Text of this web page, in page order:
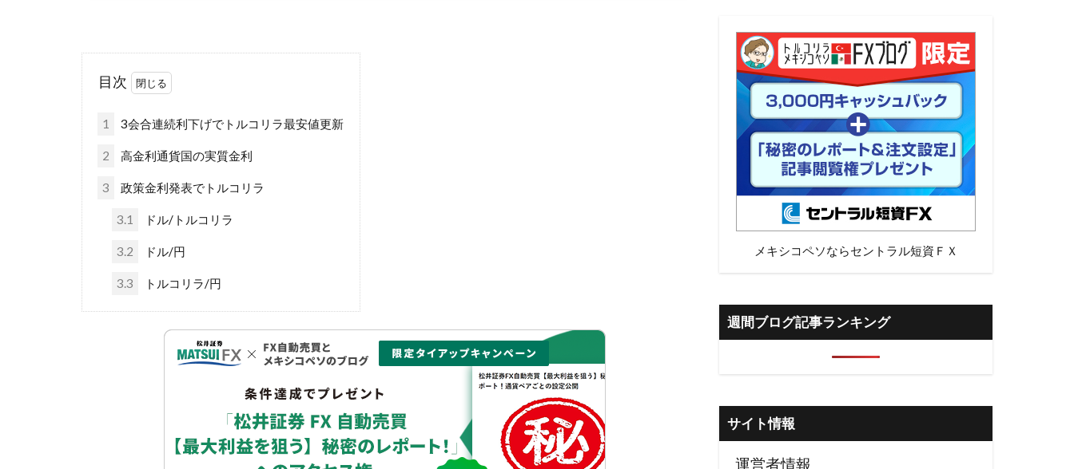
目次
1 3会合連続利下げでトルコリラ最安値更新
2 高金利通貨国の実質金利
3 政策金利発表でトルコリラ
3.1 ドル/トルコリラ
3.2 ドル/円
3.3 トルコリラ/円
メキシコペソならセントラル短資ＦＸ
週間ブログ記事ランキング
サイト情報
運営者情報